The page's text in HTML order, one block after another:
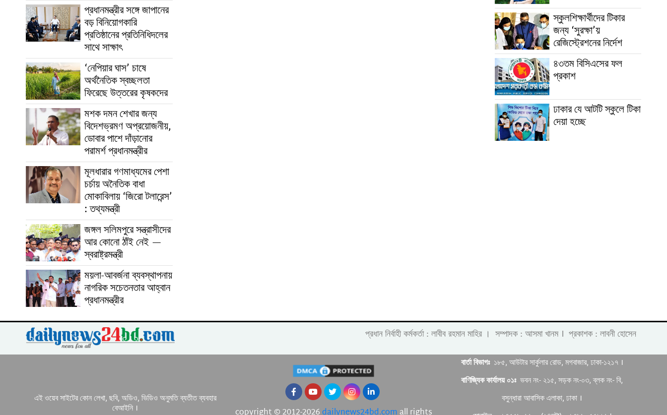
প্রধানমন্ত্রীর সঙ্গে জাপানের
বড় বিনিয়োগকারি
প্রতিষ্ঠানের প্রতিনিধিদলের
সাথে সাক্ষাৎ
‘নেপিয়ার ঘাস’ চাষে
অর্থনৈতিক স্বচ্ছলতা
ফিরেছে উত্তরের কৃষকদের
মশক দমন শেখার জন্য
বিদেশভ্রমণ অপ্রয়োজনীয়,
ডোবার পাশে দাঁড়ানোর
পরামর্শ প্রধানমন্ত্রীর
মূলধারার গণমাধ্যমের পেশা
চর্চায় অনৈতিক বাধা
মোকাবিলায় ‘জিরো টলারেন্স’
: তথ্যমন্ত্রী
জঙ্গল সলিমপুরে সন্ত্রাসীদের
আর কোনো ঠাঁই নেই —
স্বরাষ্ট্রমন্ত্রী
ময়লা-আবর্জনা ব্যবস্থাপনায়
নাগরিক সচেতনতার আহ্বান
প্রধানমন্ত্রীর
স্কুলশিক্ষার্থীদের টিকার
জন্য ‘সুরক্ষা’য়
রেজিস্ট্রেশনের নির্দেশ
৪৩তম বিসিএসের ফল
প্রকাশ
ঢাকার যে আটটি স্কুলে টিকা
দেয়া হচ্ছে
প্রধান নির্বাহী কর্মকর্তা : লাবীব রহমান মাহির । সম্পাদক : আসমা খানম । প্রকাশক : লাবনী হোসেন
এই ওয়েব সাইটের কোন লেখা, ছবি, অডিও, ভিডিও অনুমতি ব্যতীত ব্যবহার
বেআইনি ।
বার্তা বিভাগঃ১৮৫, আউটার সার্কুলার রোড, মগবাজার, ঢাকা-১২১৭ ।
বাণিজ্যিক কার্যালয় ০১ঃভবন নং- ২১৫, সড়ক নং-০৩, ব্লক নং- বি,
বসুন্ধারা আবাসিক এলাকা, ঢাকা ।